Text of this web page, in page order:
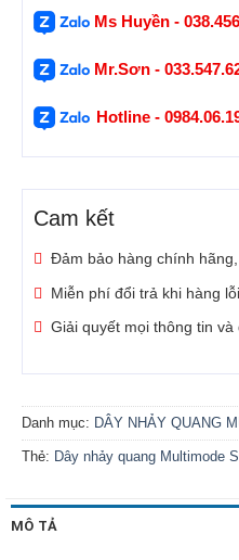
Ms Huyền -
Mr.Sơn -
Hotline -
Cam kết
Đảm bảo hàng chính
Miễn phí đổi trả khi hàng
Giải quyết mọi thông tin
Danh mục: DÂY NHẢY QUANG
Thẻ: Dây nhảy quang Multimode
MÔ TẢ